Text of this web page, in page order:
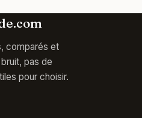
comparés et
pas de
pour choisir.